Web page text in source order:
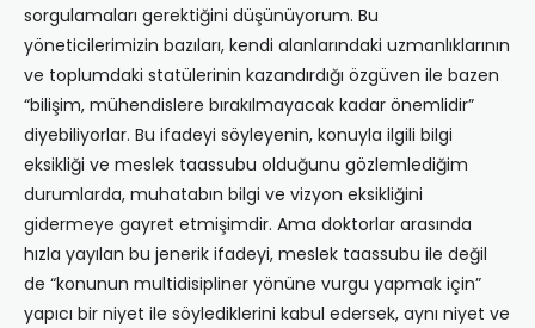
sorgulamaları gerektiğini düşünüyorum. Bu
yöneticilerimizin bazıları, kendi alanlarındaki uzmanlıklarının
ve toplumdaki statülerinin kazandırdığı özgüven ile bazen
“bilişim, mühendislere bırakılmayacak kadar önemlidir”
diyebiliyorlar. Bu ifadeyi söyleyenin, konuyla ilgili bilgi
eksikliği ve meslek taassubu olduğunu gözlemlediğim
durumlarda, muhatabın bilgi ve vizyon eksikliğini
gidermeye gayret etmişimdir. Ama doktorlar arasında
hızla yayılan bu jenerik ifadeyi, meslek taassubu ile değil
de “konunun multidisipliner yönüne vurgu yapmak için”
yapıcı bir niyet ile söylediklerini kabul edersek, aynı niyet ve